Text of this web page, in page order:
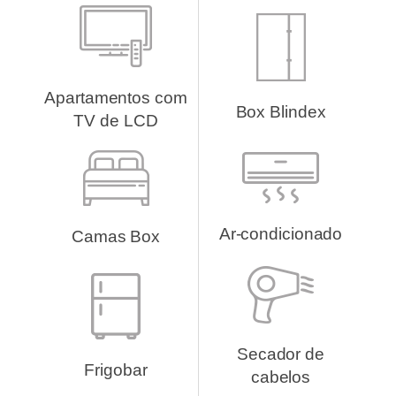
Apartamentos com
TV de LCD
Box Blindex
Camas Box Ar-condicionado
Frigobar
Secador de
cabelos